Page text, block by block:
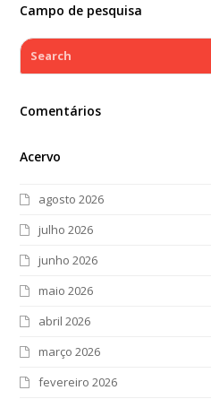
Campo de pesquisa
Search
Comentários
Acervo
agosto 2026
julho 2026
junho 2026
maio 2026
abril 2026
março 2026
fevereiro 2026